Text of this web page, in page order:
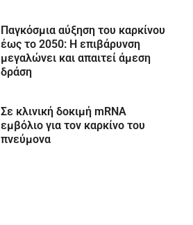
Παγκόσμια αύξηση του καρκίνου
έως το 2050: Η επιβάρυνση
μεγαλώνει και απαιτεί άμεση
δράση
Σε κλινική δοκιμή mRNA
εμβόλιο για τον καρκίνο του
πνεύμονα